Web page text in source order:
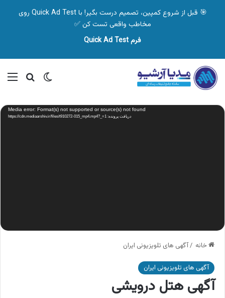
🎯 قبل از شروع کمپین، تصمیم درست بگیر! با Quick Ad Test روی
مخاطب واقعی تست کن ✅
فرم Quick Ad Test
تغییر پوسته
نمایشگر
ویدیو Media error: Format(s) not supported or source(s) not found
دریافت پرونده: https://cdn.mediaarshiv.ir/files/t910272-015_mp4.mp4?_=1
خانه /آگهی های تلویزیونی ایران
آگهی های تلویزیونی ایران
آگهی هتل درویشی